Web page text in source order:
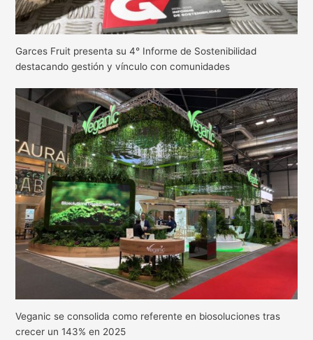
Garces Fruit presenta su 4° Informe de Sostenibilidad
destacando gestión y vínculo con comunidades
Veganic se consolida como referente en biosoluciones tras
crecer un 143% en 2025